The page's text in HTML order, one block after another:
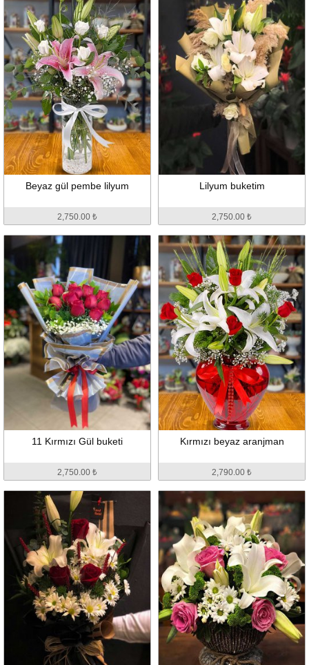
Beyaz gül pembe lilyum
2,750.00 ₺
Lilyum buketim
2,750.00 ₺
11 Kırmızı Gül buketi
2,750.00 ₺
Kırmızı beyaz aranjman
2,790.00 ₺